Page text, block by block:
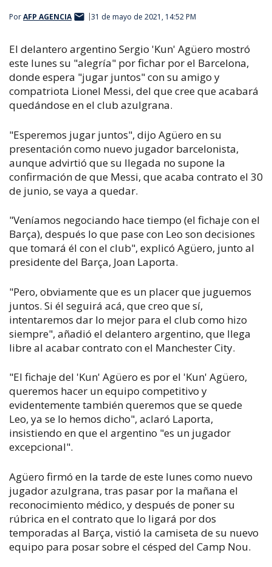
PorAFP AGENCIA 31 de mayo de 2021, 14:52 PM
El delantero argentino Sergio 'Kun' Agüero mostró
este lunes su "alegría" por fichar por el Barcelona,
donde espera "jugar juntos" con su amigo y
compatriota Lionel Messi, del que cree que acabará
quedándose en el club azulgrana.
"Esperemos jugar juntos", dijo Agüero en su
presentación como nuevo jugador barcelonista,
aunque advirtió que su llegada no supone la
confirmación de que Messi, que acaba contrato el 30
de junio, se vaya a quedar.
"Veníamos negociando hace tiempo (el fichaje con el
Barça), después lo que pase con Leo son decisiones
que tomará él con el club", explicó Agüero, junto al
presidente del Barça, Joan Laporta.
"Pero, obviamente que es un placer que juguemos
juntos. Si él seguirá acá, que creo que sí,
intentaremos dar lo mejor para el club como hizo
siempre", añadió el delantero argentino, que llega
libre al acabar contrato con el Manchester City.
"El fichaje del 'Kun' Agüero es por el 'Kun' Agüero,
queremos hacer un equipo competitivo y
evidentemente también queremos que se quede
Leo, ya se lo hemos dicho", aclaró Laporta,
insistiendo en que el argentino "es un jugador
excepcional".
Agüero firmó en la tarde de este lunes como nuevo
jugador azulgrana, tras pasar por la mañana el
reconocimiento médico, y después de poner su
rúbrica en el contrato que lo ligará por dos
temporadas al Barça, vistió la camiseta de su nuevo
equipo para posar sobre el césped del Camp Nou.